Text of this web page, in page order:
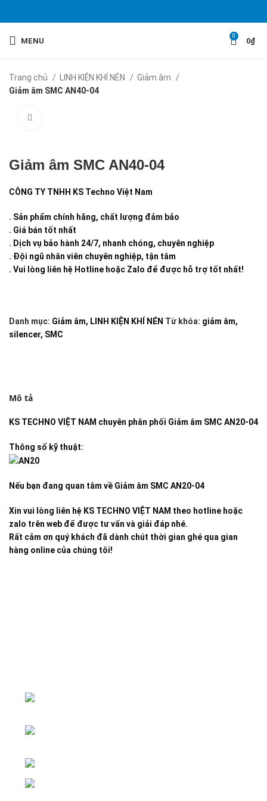
MENU
0
0₫
Trang chủ LINH KIỆN KHÍ NÉN
Giảm âm
Giảm âm SMC AN40-04
Giảm âm SMC AN40-04
CÔNG TY TNHH KS Techno Việt Nam
. Sản phẩm chính hãng, chất lượng đảm bảo
. Giá bán tốt nhất
. Dịch vụ bảo hành 24/7, nhanh chóng, chuyên nghiệp
. Đội ngũ nhân viên chuyên nghiệp, tận tâm
. Vui lòng liên hệ Hotline hoặc Zalo để được hỗ trợ tốt nhất!
Danh mục: Giảm âm, LINH KIỆN KHÍ NÉN Từ khóa: giảm âm,
silencer, SMC
Mô tả
KS TECHNO VIỆT NAM chuyên phân phối Giảm âm SMC AN20-04
Thông số kỹ thuật:
Nếu bạn đang quan tâm về Giảm âm SMC AN20-04
Xin vui lòng liên hệ KS TECHNO VIỆT NAM theo hotline hoặc
zalo trên web để được tư vấn và giải đáp nhé.
Rất cảm ơn quý khách đã dành chút thời gian ghé qua gian
hàng online của chúng tôi!